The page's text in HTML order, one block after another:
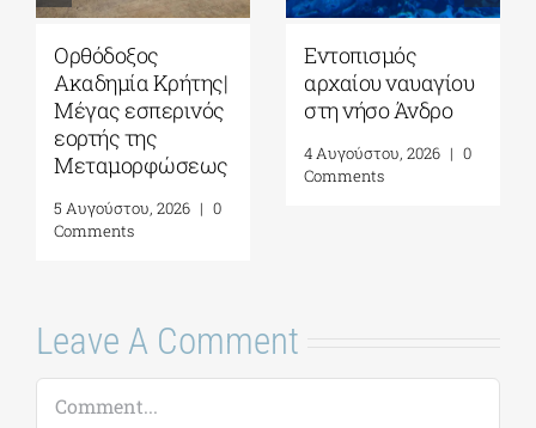
Εντοπισμός
αρχαίου ναυαγίου
στη νήσο Άνδρο
4 Αυγούστου, 2026
Comments
Ομιλία της Βίκυς
Φλέσσα στο ΓΑΚ/
Ιστορικό Αρχείο –
08 Αυγούστου
2026
Leave A Comment
Comment